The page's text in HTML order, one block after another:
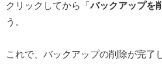
クリックしてから「バックアップを
う。
これで、バックアップの削除が完了